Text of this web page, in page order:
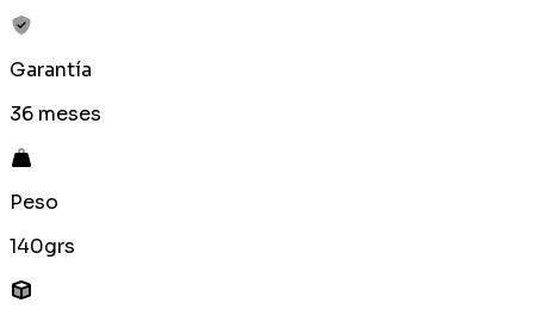
Garantía
36 meses
Peso
140grs